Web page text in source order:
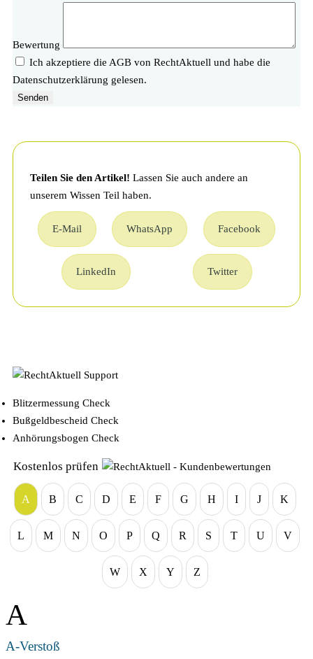
Bewertung
Ich akzeptiere die AGB von RechtAktuell und habe die
Datenschutzerklärung gelesen.
Senden
Teilen Sie den Artikel! Lassen Sie auch andere an
unserem Wissen Teil haben.
E-Mail WhatsApp Facebook
LinkedIn Twitter
Blitzermessung Check
Bußgeldbescheid Check
Anhörungsbogen Check
Kostenlos prüfen
A B C D E F G H I J K
L M N O P Q R S T U V
W X Y Z
A
A-Verstoß